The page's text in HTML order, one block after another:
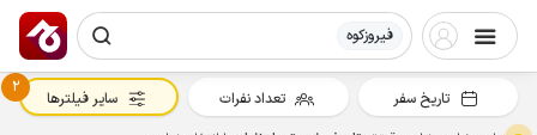
فیروزکوه
تاریخ سفر تعداد نفرات
2
سایر فیلترها